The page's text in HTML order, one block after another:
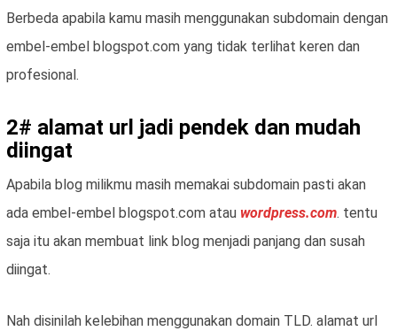
Berbeda apabila kamu masih menggunakan subdomain dengan
embel-embel blogspot.com yang tidak terlihat keren dan
profesional.
2# alamat url jadi pendek dan mudah
diingat
Apabila blog milikmu masih memakai subdomain pasti akan
ada embel-embel blogspot.com atau wordpress.com. tentu
saja itu akan membuat link blog menjadi panjang dan susah
diingat.
Nah disinilah kelebihan menggunakan domain TLD. alamat url